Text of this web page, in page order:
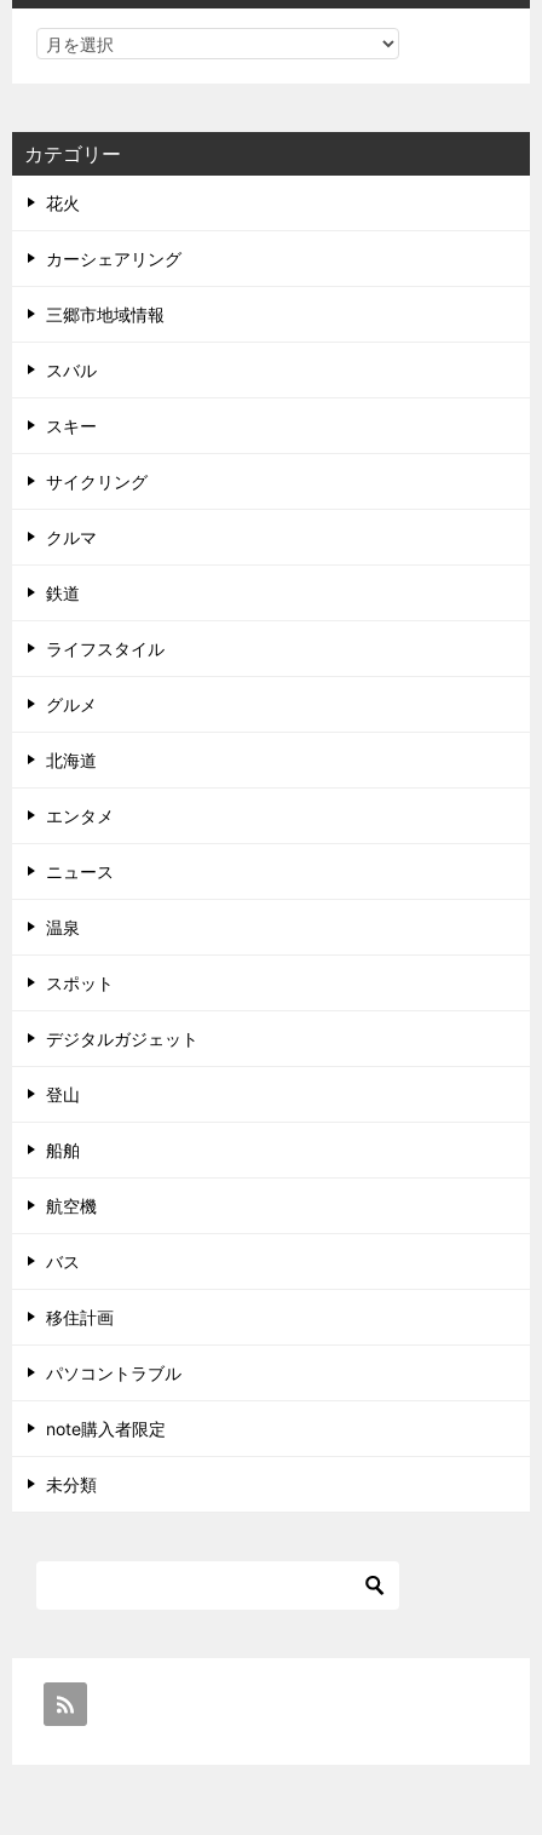
カテゴリー
花火
カーシェアリング
三郷市地域情報
スバル
スキー
サイクリング
クルマ
鉄道
ライフスタイル
グルメ
北海道
エンタメ
ニュース
温泉
スポット
デジタルガジェット
登山
船舶
航空機
バス
移住計画
パソコントラブル
note購入者限定
未分類